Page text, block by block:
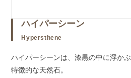
ハイパーシーン
Hypersthene
ハイパーシーンは、漆黒の中に浮か
特徴的な天然石。